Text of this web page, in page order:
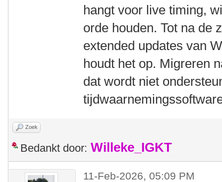
hangt voor live timing,
orde houden. Tot na de
extended updates van
houdt het op. Migreren
dat wordt niet
Zoek
Bedankt door: Willeke_IGKT
11-Feb-2026, 05:09 PM